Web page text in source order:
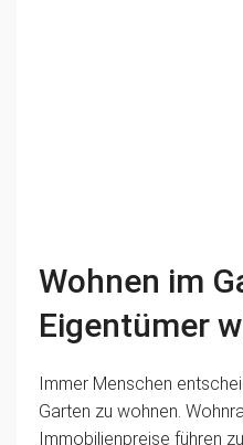
Wohnen im
Eigentümer
Immer Menschen
Garten zu wohnen.
Immobilienpreise führen